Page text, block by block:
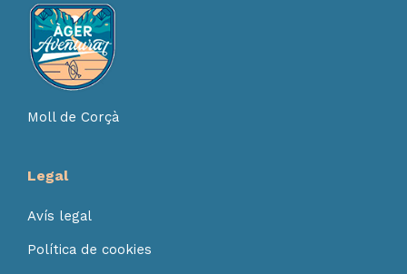
Moll de Corçà
Legal
Avís legal
Política de cookies